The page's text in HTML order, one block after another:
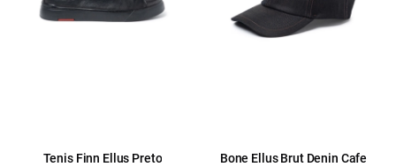
Tenis Finn Ellus Preto Bone Ellus Brut Denin Cafe